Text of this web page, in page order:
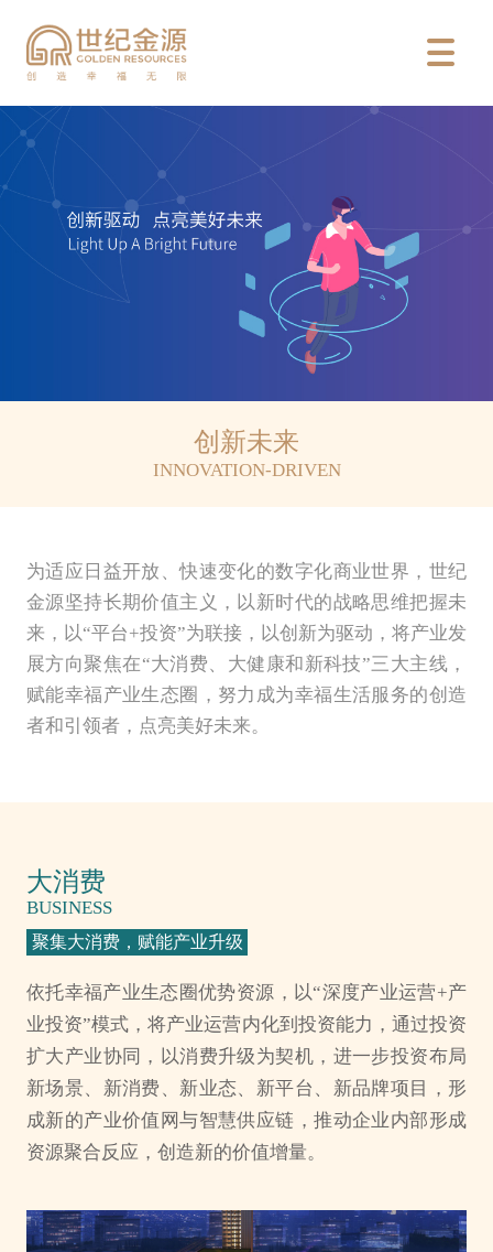

创新未来
INNOVATION-DRIVEN
为适应日益开放、快速变化的数字化商业世界，世纪
金源坚持长期价值主义，以新时代的战略思维把握未
来，以“平台+投资”为联接，以创新为驱动，将产业发
展方向聚焦在“大消费、大健康和新科技”三大主线，
赋能幸福产业生态圈，努力成为幸福生活服务的创造
者和引领者，点亮美好未来。
大消费
BUSINESS
聚集大消费，赋能产业升级
依托幸福产业生态圈优势资源，以“深度产业运营+产
业投资”模式，将产业运营内化到投资能力，通过投资
扩大产业协同，以消费升级为契机，进一步投资布局
新场景、新消费、新业态、新平台、新品牌项目，形
成新的产业价值网与智慧供应链，推动企业内部形成
资源聚合反应，创造新的价值增量。